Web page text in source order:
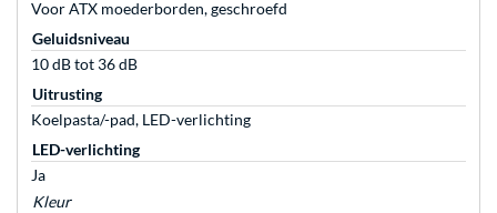
Voor ATX moederborden, geschroefd
Geluidsniveau
10 dB tot 36 dB
Uitrusting
Koelpasta/-pad, LED-verlichting
LED-verlichting
Ja
Kleur